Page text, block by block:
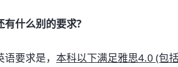
有什么别的要求?
要求是， 本科以下满足雅思4.0 (包